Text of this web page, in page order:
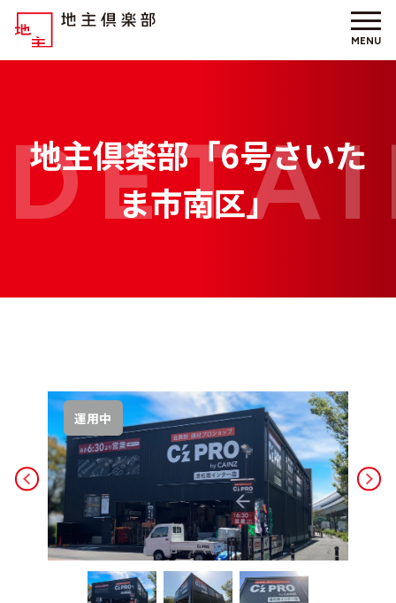
MENU
地主倶楽部「6号さいた
ま市南区」
運用中